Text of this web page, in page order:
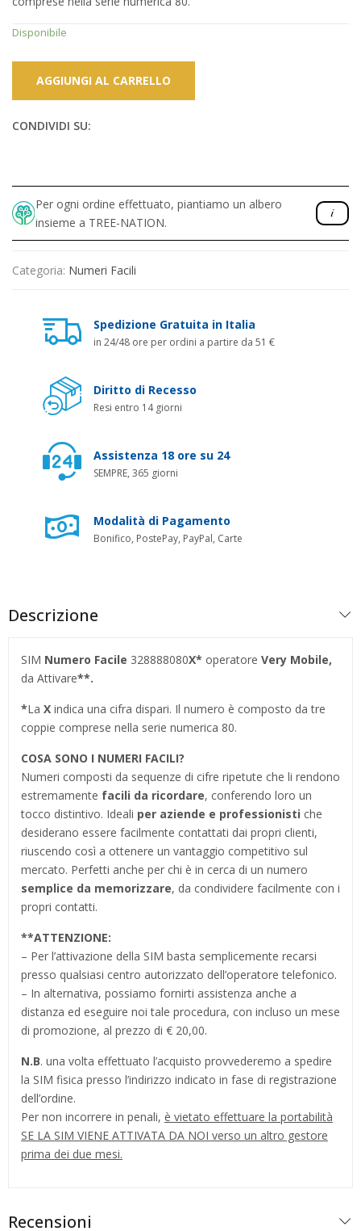
Disponibile
AGGIUNGI AL CARRELLO
CONDIVIDI SU:
Per ogni ordine effettuato, piantiamo un albero
insieme a TREE-NATION.
Categoria: Numeri Facili
Spedizione Gratuita in Italia
in 24/48 ore per ordini a partire da 51 €
Diritto di Recesso
Resi entro 14 giorni
Assistenza 18 ore su 24
SEMPRE, 365 giorni
Modalità di Pagamento
Bonifico, PostePay, PayPal, Carte
Descrizione
SIM Numero Facile 328888080X* operatore Very Mobile,
da Attivare**.
*La X indica una cifra dispari. Il numero è composto da tre
coppie comprese nella serie numerica 80.
COSA SONO I NUMERI FACILI?
Numeri composti da sequenze di cifre ripetute che li rendono
estremamente facili da ricordare, conferendo loro un
tocco distintivo. Ideali per aziende e professionisti che
desiderano essere facilmente contattati dai propri clienti,
riuscendo così a ottenere un vantaggio competitivo sul
mercato. Perfetti anche per chi è in cerca di un numero
semplice da memorizzare, da condividere facilmente con i
propri contatti.
**ATTENZIONE:
– Per l’attivazione della SIM basta semplicemente recarsi
presso qualsiasi centro autorizzato dell’operatore telefonico.
– In alternativa, possiamo fornirti assistenza anche a
distanza ed eseguire noi tale procedura, con incluso un mese
di promozione, al prezzo di € 20,00.
N.B. una volta effettuato l’acquisto provvederemo a spedire
la SIM fisica presso l’indirizzo indicato in fase di registrazione
dell’ordine.
Per non incorrere in penali, è vietato effettuare la portabilità
SE LA SIM VIENE ATTIVATA DA NOI verso un altro gestore
prima dei due mesi.
Recensioni